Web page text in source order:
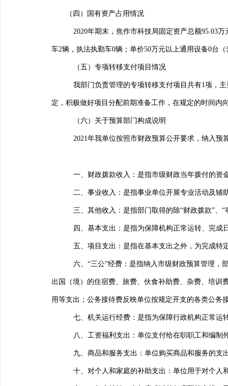
（四）国有资产占用情况
2020年期末，焦作市科技局固定资产总额95.03万
车2辆，执法执勤车0辆； 单价50万元以上通用设备0台（
（五）专项转移支付项目情况
我部门负责管理的专项转移支付项目共有1 项，
定，积极做好项目分配前期准备工作，在规定的时间内
（六）关于预算部门构成说明
2021 年我单位按照市财政预算公开要求，纳入预
一、财政拨款收入：是指市级财政当年拨付的资
二、事业收入：是指事业单位开展专业活动及辅
三、其他收入：是指部门取得的除“财政拨款”、
四、基本支出：是指为保障机构正常运转、完
五、项目支出：是指在基本支出之外，为完成特
六、“三公”经费：是指纳入市级财政预算管理，
出国（境）的住宿费、旅费、伙食补助费、杂费、培训
用等支出；公务接待费反映单位按规定开支的各类公务
七、机关运行经费：是指为保障行政机构正常运
八、 工资福利支出：单位支付给在职职工和编制
九、商品和服务支出：单位购买商品和服务的支
十、对个人和家庭的补助支出：单位用于对个人